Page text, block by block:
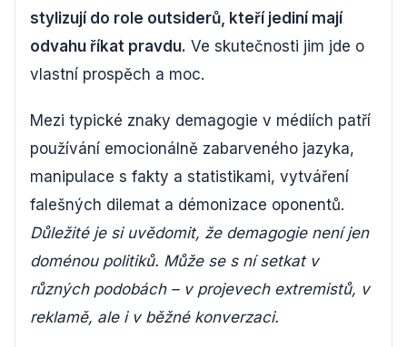
stylizují do role outsiderů, kteří jediní mají
odvahu říkat pravdu. Ve skutečnosti jim jde o
vlastní prospěch a moc.
Mezi typické znaky demagogie v médiích patří
používání emocionálně zabarveného jazyka,
manipulace s fakty a statistikami, vytváření
falešných dilemat a démonizace oponentů.
Důležité je si uvědomit, že demagogie není jen
doménou politiků. Může se s ní setkat v
různých podobách – v projevech extremistů, v
reklamě, ale i v běžné konverzaci.